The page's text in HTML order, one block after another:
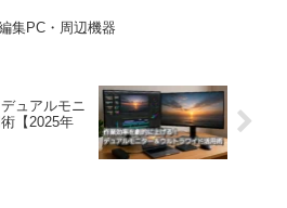
集PC・周辺機器
ュアルモニ
【2025年